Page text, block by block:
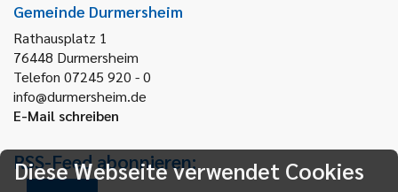
Gemeinde Durmersheim
Rathausplatz 1
76448 Durmersheim
Telefon 07245 920 - 0
info@durmersheim.de
E-Mail schreiben
RSS-Feed abonnieren:
Diese Webseite verwendet Cookies